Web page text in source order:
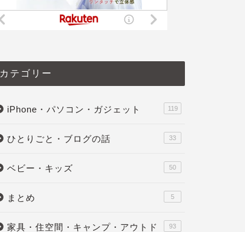
カテゴリー
iPhone・パソコン・ガジェット 119
ひとりごと・ブログの話 33
ベビー・キッズ 50
まとめ 5
家具・住空間・キャンプ・アウトド
93